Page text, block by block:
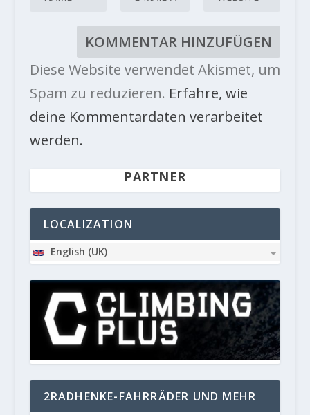
Diese Website verwendet Akismet, um
Spam zu reduzieren. Erfahre, wie
deine Kommentardaten verarbeitet
werden.
PARTNER
LOCALIZATION
English (UK)
2RADHENKE-FAHRRÄDER UND MEHR